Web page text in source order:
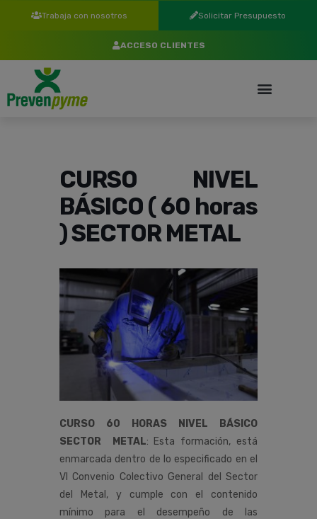
Trabaja con nosotros Solicitar Presupuesto
ACCESO CLIENTES
CURSO NIVEL
BÁSICO ( 60 horas
) SECTOR METAL
CURSO 60 HORAS NIVEL BÁSICO
SECTOR METAL: Esta formación, está
enmarcada dentro de lo especificado en el
VI Convenio Colectivo General delSector
del Metal , y cumple con el
contenido
mínimo
para el desempeño de las